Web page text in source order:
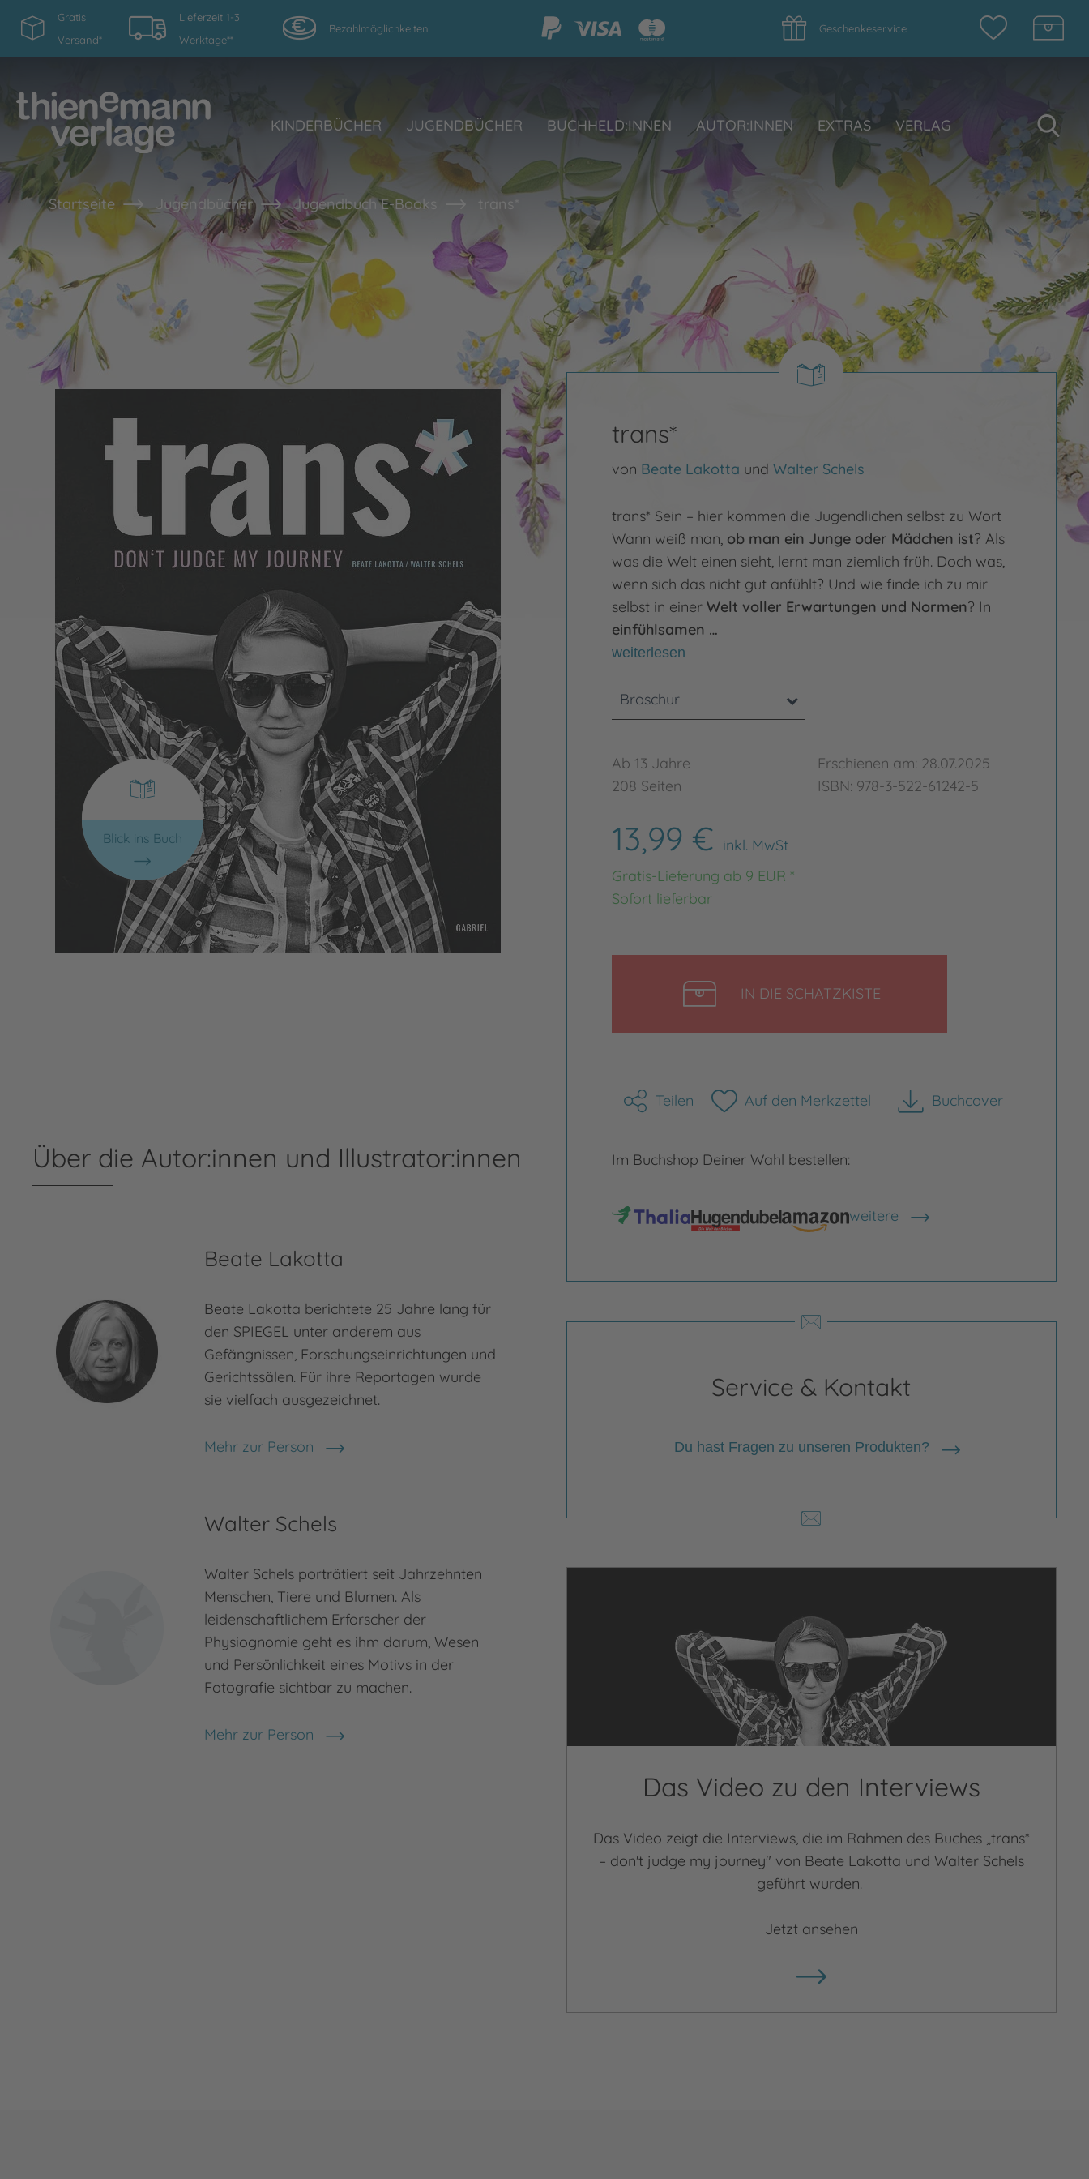
Gratis
Versand*
Lieferzeit 1-3
Werktage**
Bezahlmöglichkeiten Geschenkeservice
KINDERBÜCHER JUGENDBÜCHER BUCHHELD:INNEN AUTOR:INNEN EXTRAS VERLAG
Startseite Jugendbücher Jugendbuch E-Books trans*
Blick ins Buch
trans*
von Beate Lakotta und Walter Schels
trans* Sein – hier kommen die Jugendlichen selbst zu Wort
Wann weiß man, ob man ein Junge oder Mädchen ist? Als
was die Welt einen sieht, lernt man ziemlich früh. Doch was,
wenn sich das nicht gut anfühlt? Und wie finde ich zu mir
selbst in einer Welt voller Erwartungen und Normen? In
einfühlsamen …
weiterlesen
Broschur
Ab 13 Jahre
208 Seiten
Erschienen am: 28.07.2025
ISBN: 978-3-522-61242-5
13,99 € inkl. MwSt
Gratis-Lieferung ab 9 EUR *
Sofort lieferbar
IN DIE SCHATZKISTE
Teilen Auf den Merkzettel Buchcover
herunterladen
Im Buchshop Deiner Wahl bestellen:
weitere
Shops anzeigen
Service & Kontakt
Du hast Fragen zu unseren Produkten?
Über die Autor:innen und Illustrator:innen
Beate Lakotta
Beate Lakotta berichtete 25 Jahre lang für
den SPIEGEL unter anderem aus
Gefängnissen, Forschungseinrichtungen und
Gerichtssälen. Für ihre Reportagen wurde
sie vielfach ausgezeichnet.
Mehr zur Person
Beate Lakotta
Walter Schels
Walter Schels porträtiert seit Jahrzehnten
Menschen, Tiere und Blumen. Als
leidenschaftlichem Erforscher der
Physiognomie geht es ihm darum, Wesen
und Persönlichkeit eines Motivs in der
Fotografie sichtbar zu machen.
Mehr zur Person
Walter Schels
Das Video zu den Interviews
Das Video zeigt die Interviews, die im Rahmen des Buches „trans*
– don't judge my journey" von Beate Lakotta und Walter Schels
geführt wurden.
Jetzt ansehen